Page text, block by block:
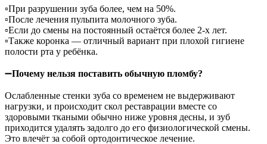
▫️При разрушении зуба более, чем на 50%.
▫️После лечения пульпита молочного зуба.
▫️Если до смены на постоянный остаётся более 2-х лет.
▫️Также коронка — отличный вариант при плохой гигиене
полости рта у ребёнка.
➖Почему нельзя поставить обычную пломбу?
Ослабленные стенки зуба со временем не выдерживают
нагрузки, и происходит скол реставрации вместе со
здоровыми ткаными обычно ниже уровня десны, и зуб
приходится удалять задолго до его физиологической смены.
Это влечёт за собой ортодонтическое лечение.